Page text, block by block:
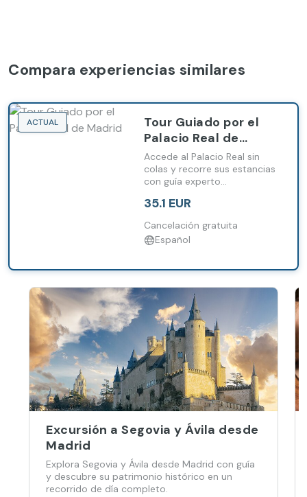
Compara experiencias similares
ACTUAL
Tour Guiado por el
Palacio Real de
Madrid
Accede al Palacio Real sin
colas y recorre sus estancias
con guía experto
vida monárquica.
35.1 EUR
Cancelación gratuita
Español
Excursión a Segovia y Ávila desde
Madrid
Explora Segovia y Ávila desde Madrid con guía
y descubre su patrimonio histórico en un
recorrido de día completo.